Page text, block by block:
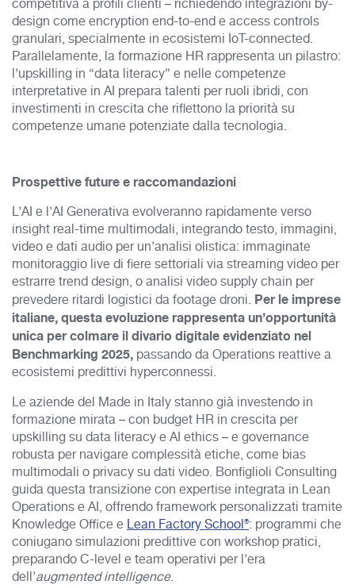
competitiva a profili clienti – richiedendo integrazioni by-
design come encryption end-to-end e access controls
granulari, specialmente in ecosistemi IoT-connected.
Parallelamente, la formazione HR rappresenta un pilastro:
l’upskilling in “data literacy” e nelle competenze
interpretative in AI prepara talenti per ruoli ibridi, con
investimenti in crescita che riflettono la priorità su
competenze umane potenziate dalla tecnologia.
Prospettive future e raccomandazioni
L’AI e l’AI Generativa evolveranno rapidamente verso
insight real-time multimodali, integrando testo, immagini,
video e dati audio per un’analisi olistica: immaginate
monitoraggio live di fiere settoriali via streaming video per
estrarre trend design, o analisi video supply chain per
prevedere ritardi logistici da footage droni. Per le imprese
italiane, questa evoluzione rappresenta un’opportunità
unica per colmare il divario digitale evidenziato nel
Benchmarking 2025, passando da Operations reattive a
ecosistemi predittivi hyperconnessi.
Le aziende del Made in Italy stanno già investendo in
formazione mirata – con budget HR in crescita per
upskilling su data literacy e AI ethics – e governance
robusta per navigare complessità etiche, come bias
multimodali o privacy su dati video. Bonfiglioli Consulting
guida questa transizione con expertise integrata in Lean
Operations e AI, offrendo framework personalizzati tramite
Knowledge Office e Lean Factory School®: programmi che
coniugano simulazioni predittive con workshop pratici,
preparando C-level e team operativi per l’era
dell’augmentedintelligence.